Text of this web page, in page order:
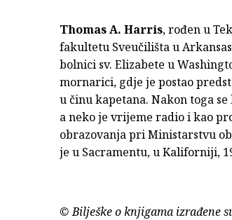
Thomas A. Harris, rođen u
fakultetu Sveučilišta u
bolnici sv. Elizabete u
mornarici, gdje je postao
u činu kapetana. Nakon toga
a neko je vrijeme radio i kao
obrazovanja pri Ministarstvu
je u Sacramentu, u Kaliforniji,
© Bilješke o knjigama izrađene